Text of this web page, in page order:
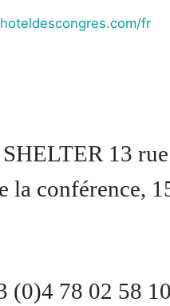
fr
13
la conférence,
(0)4 78 02 58